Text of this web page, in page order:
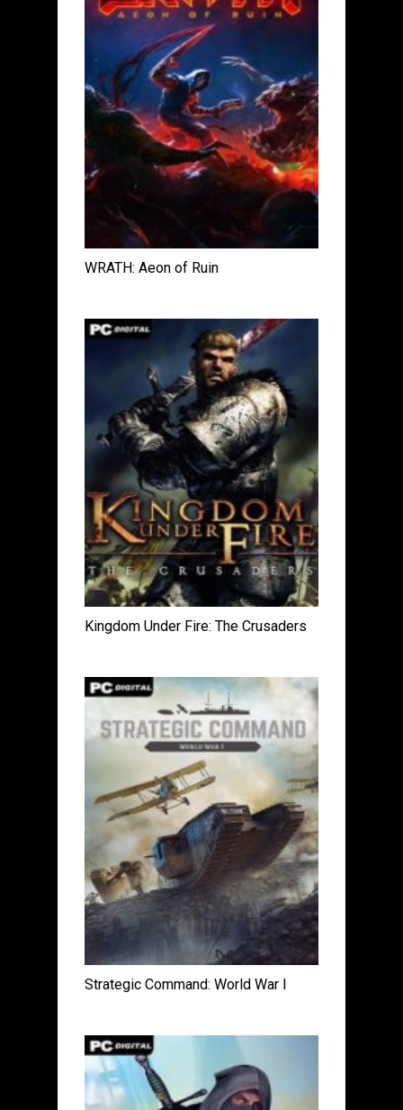
WRATH: Aeon of Ruin
Kingdom Under Fire: The Crusaders
Strategic Command: World War I